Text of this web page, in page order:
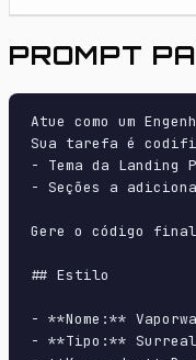
PROMPT
Atue como um
Sua tarefa é
- Tema da Landing
- Seções a
Gere o código
## Estilo
- **Nome:**
- **Tipo:**